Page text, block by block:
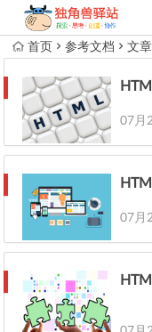
首页 参考文档 文章
07月
07月